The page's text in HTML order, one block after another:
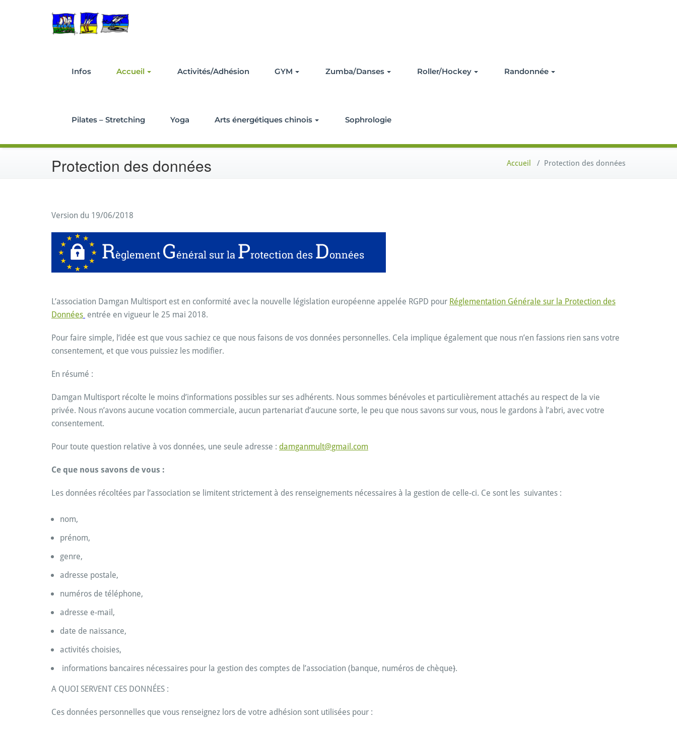
Infos Accueil Activités/Adhésion GYM Zumba/Danses Roller/Hockey Randonnée
Pilates – Stretching Yoga Arts énergétiques chinois Sophrologie
Protection des données Accueil / Protection des données
Version du 19/06/2018
L’association Damgan Multisport est en conformité avec la nouvelle législation européenne appelée RGPD pour Réglementation Générale sur la Protection des
Données entrée en vigueur le 25 mai 2018.
Pour faire simple, l’idée est que vous sachiez ce que nous faisons de vos données personnelles. Cela implique également que nous n’en fassions rien sans votre
consentement, et que vous puissiez les modifier.
En résumé :
Damgan Multisport récolte le moins d’informations possibles sur ses adhérents. Nous sommes bénévoles et particulièrement attachés au respect de la vie
privée. Nous n’avons aucune vocation commerciale, aucun partenariat d’aucune sorte, le peu que nous savons sur vous, nous le gardons à l’abri, avec votre
consentement.
Pour toute question relative à vos données, une seule adresse : damganmult@gmail.com
Ce que nous savons de vous :
Les données récoltées par l’association se limitent strictement à des renseignements nécessaires à la gestion de celle-ci. Ce sont les suivantes :
nom,
prénom,
genre,
adresse postale,
numéros de téléphone,
adresse e-mail,
date de naissance,
activités choisies,
informations bancaires nécessaires pour la gestion des comptes de l’association (banque, numéros de chèque).
A QUOI SERVENT CES DONNÉES :
Ces données personnelles que vous renseignez lors de votre adhésion sont utilisées pour :